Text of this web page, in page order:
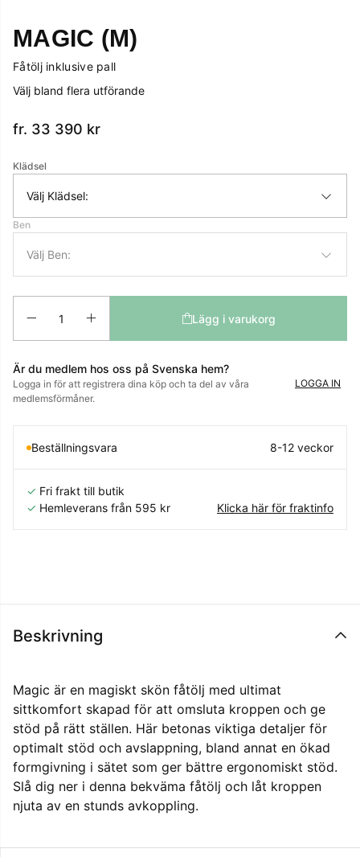
MAGIC (M)
Fåtölj inklusive pall
Välj bland flera utförande
fr. 33 390 kr
Klädsel
Välj Klädsel:
Ben
Välj Ben:
Lägg i varukorg
Är du medlem hos oss på Svenska hem?
Logga in för att registrera dina köp och ta del av våra
medlemsförmåner.
LOGGA IN
Beställningsvara 8-12 veckor
✓ Fri frakt till butik
✓ Hemleverans från 595 kr Klicka här för fraktinfo
Beskrivning
Magic är en magiskt skön fåtölj med ultimat
sittkomfort skapad för att omsluta kroppen och ge
stöd på rätt ställen. Här betonas viktiga detaljer för
optimalt stöd och avslappning, bland annat en ökad
formgivning i sätet som ger bättre ergonomiskt stöd.
Slå dig ner i denna bekväma fåtölj och låt kroppen
njuta av en stunds avkoppling.